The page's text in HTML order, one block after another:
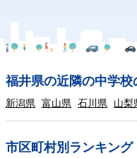
福井県の近隣の中学
新潟県 富山県 石川県 山梨
市区町村別ランキング